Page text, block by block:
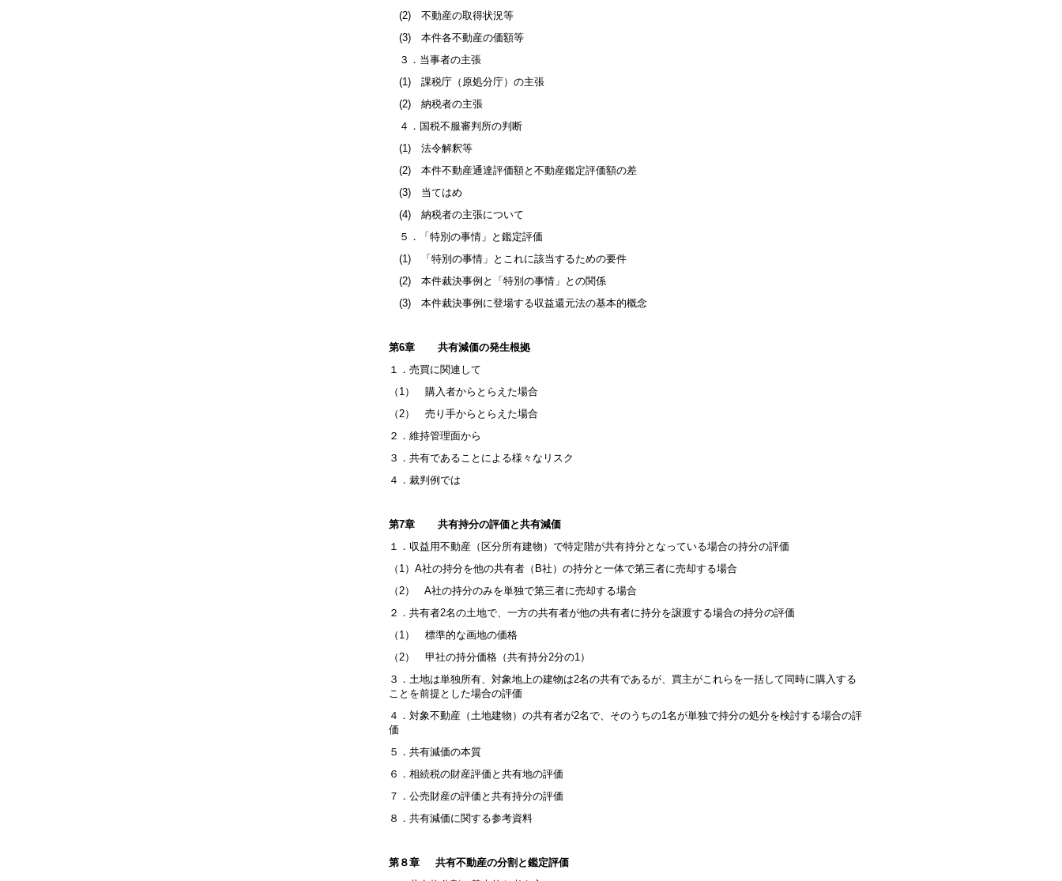
(2) 不動産の取得状況等
(3) 本件各不動産の価額等
３．当事者の主張
(1) 課税庁（原処分庁）の主張
(2) 納税者の主張
４．国税不服審判所の判断
(1) 法令解釈等
(2) 本件不動産通達評価額と不動産鑑定評価額の差
(3) 当てはめ
(4) 納税者の主張について
５．「特別の事情」と鑑定評価
(1) 「特別の事情」とこれに該当するための要件
(2) 本件裁決事例と「特別の事情」との関係
(3) 本件裁決事例に登場する収益還元法の基本的概念
第6章 共有減価の発生根拠
１．売買に関連して
（1） 購入者からとらえた場合
（2） 売り手からとらえた場合
２．維持管理面から
３．共有であることによる様々なリスク
４．裁判例では
第7章 共有持分の評価と共有減価
１．収益用不動産（区分所有建物）で特定階が共有持分となっている場合の持分の評価
（1）A社の持分を他の共有者（B社）の持分と一体で第三者に売却する場合
（2） A社の持分のみを単独で第三者に売却する場合
２．共有者2名の土地で、一方の共有者が他の共有者に持分を譲渡する場合の持分の評価
（1） 標準的な画地の価格
（2） 甲社の持分価格（共有持分2分の1）
３．土地は単独所有、対象地上の建物は2名の共有であるが、買主がこれらを一括して同時に購入する
ことを前提とした場合の評価
４．対象不動産（土地建物）の共有者が2名で、そのうちの1名が単独で持分の処分を検討する場合の評
価
５．共有減価の本質
６．相続税の財産評価と共有地の評価
７．公売財産の評価と共有持分の評価
８．共有減価に関する参考資料
第８章 共有不動産の分割と鑑定評価